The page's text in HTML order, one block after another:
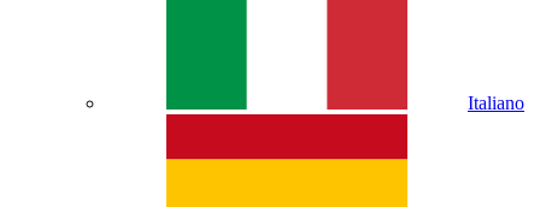
Italiano